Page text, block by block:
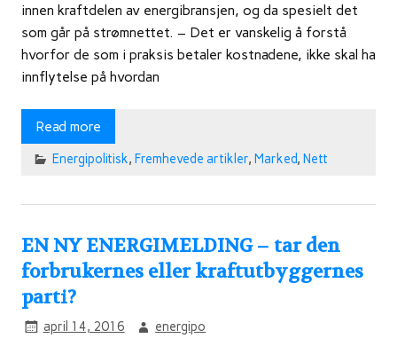
innen kraftdelen av energibransjen, og da spesielt det
som går på strømnettet. – Det er vanskelig å forstå
hvorfor de som i praksis betaler kostnadene, ikke skal ha
innflytelse på hvordan
Read more
Energipolitisk, Fremhevede artikler, Marked, Nett
EN NY ENERGIMELDING – tar den
forbrukernes eller kraftutbyggernes
parti?
april 14, 2016 energipo